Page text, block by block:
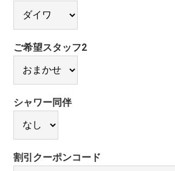
ご希望スタッフ2
シャワー同伴
割引クーポンコード